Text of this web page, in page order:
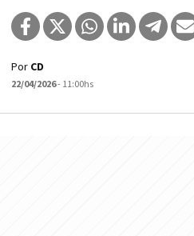
Por CD
22/04/2026- 11:00hs